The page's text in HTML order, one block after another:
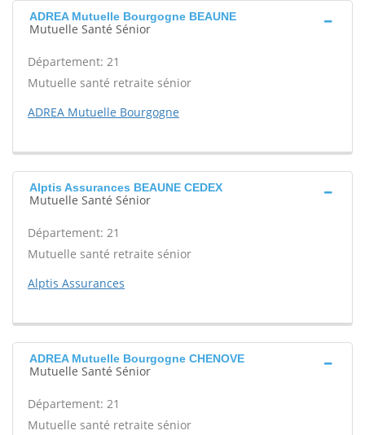
ADREA Mutuelle Bourgogne BEAUNE
Mutuelle Santé Sénior
Département: 21
Mutuelle santé retraite sénior
ADREA Mutuelle Bourgogne
Alptis Assurances BEAUNE CEDEX
Mutuelle Santé Sénior
Département: 21
Mutuelle santé retraite sénior
Alptis Assurances
ADREA Mutuelle Bourgogne CHENOVE
Mutuelle Santé Sénior
Département: 21
Mutuelle santé retraite sénior